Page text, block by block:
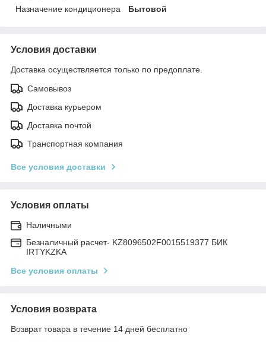
Назначение кондиционера Бытовой
Условия доставки
Доставка осуществляется только по предоплате.
Самовывоз
Доставка курьером
Доставка почтой
Транспортная компания
Все условия доставки
Условия оплаты
Наличными
Безналичный расчет- KZ8096502F0015519377 БИК
IRTYKZKA
Все условия оплаты
Условия возврата
Возврат товара в течение 14 дней бесплатно